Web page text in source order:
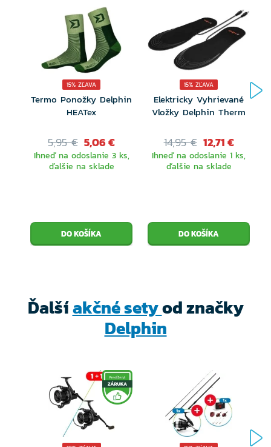
Zvršok topánky je tvorený kombináciou odolnej
nylonovej látky a umelej kože.
Tieto materiály dobre odolávajú nepriazni počasia a
jednoducho sa v prípade potreby impregnujú. Jazyk
topánky je prišitý až do výšky 17cm, to znamená, že
vlhkých oblastiach. Šnurovanie je riešené cez textilný
očká, na vrchu šnurovanie sa nachádza jedno kovové
postará vrstva umelého mikrovlákna medzi
vonkajšou a vnútornou vrstvou.
rybári, ale aj poľovníci, turisti a všetci ostatní milovníci
prírody. Aj cez svoju mohutnosť sú topánky veľmi
ľahké, čo iste príde vhod pri dlhodobejšej chôdzi.
15% ZĽAVA
Termo Ponožky Delphin
HEATex
5,95 € 5,06 €
Ihneď na odoslanie 3 ks,
ďalšie na sklade
15% ZĽAVA
Elektricky Vyhrievané
Vložky Delphin Therm
14,95 € 12,71 €
Ihneď na odoslanie 1 ks,
ďalšie na sklade
Ďalšíakčné setyod značky
Delphin